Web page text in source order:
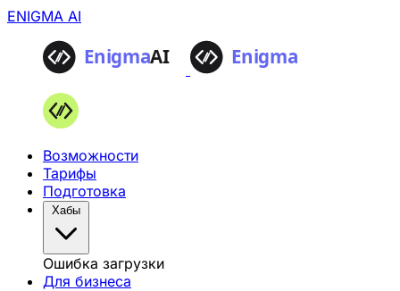
ENIGMA AI
Возможности
Тарифы
Подготовка
Хабы
Ошибка загрузки
Для бизнеса